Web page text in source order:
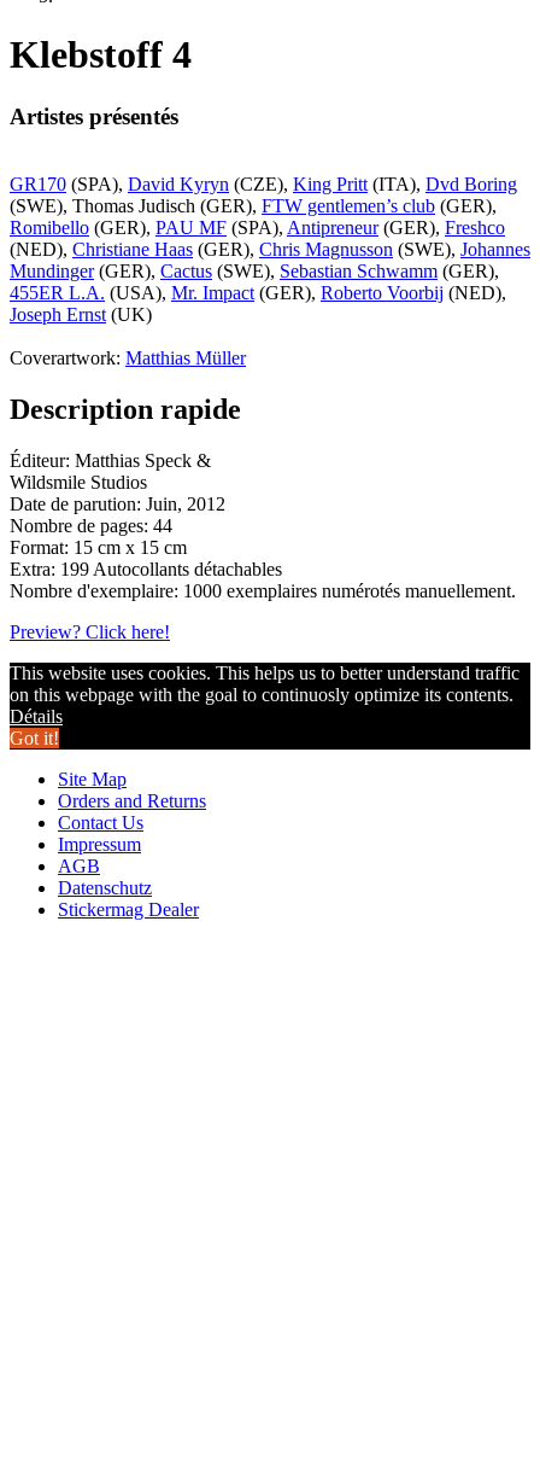
Klebstoff 4
Artistes présentés
GR170 (SPA), David Kyryn (CZE), King Pritt(ITA), Dvd Boring
(SWE), Thomas Judisch (GER), FTW gentlemen’s club (GER),
Romibello (GER), PAU MF (SPA), Antipreneur(GER), Freshco
(NED), Christiane Haas (GER), Chris Magnusson (SWE), Johannes
Mundinger(GER), Cactus (SWE), Sebastian Schwamm (GER),
455ER L.A. (USA), Mr. Impact(GER), Roberto Voorbij (NED),
Joseph Ernst(UK)
Coverartwork: Matthias Müller
Description rapide
Éditeur: Matthias Speck &
Wildsmile Studios
Date de parution: Juin, 2012
Nombre de pages: 44
Format: 15 cm x 15 cm
Extra: 199 Autocollants détachables
Nombre d'exemplaire: 1000 exemplaires numérotés manuellement.
Preview? Click here!
This website uses cookies. This helps us to better understand traffic
on this webpage with the goal to continuosly optimize its contents.
Détails
Got it!
Site Map
Orders and Returns
Contact Us
Impressum
AGB
Datenschutz
Stickermag Dealer